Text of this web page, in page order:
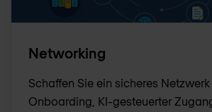
Networking
Schaffen Sie ein sicheres
Onboarding, KI-gesteuerter